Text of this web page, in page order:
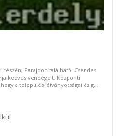
részén, Parajdon található. Csendes
kedves vendégeit. Központi
a település látványosságai és g...